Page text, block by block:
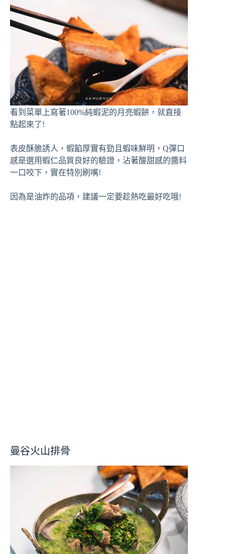
看到菜單上寫著100%純蝦泥的月亮蝦餅，就直接
點起來了!
表皮酥脆誘人，蝦餡厚實有勁且蝦味鮮明，Q彈口
感是選用蝦仁品質良好的驗證，沾著酸甜感的醬料
一口咬下，實在特別刷嘴!
因為是油炸的品項，建議一定要趁熱吃最好吃哦!
曼谷火山排骨